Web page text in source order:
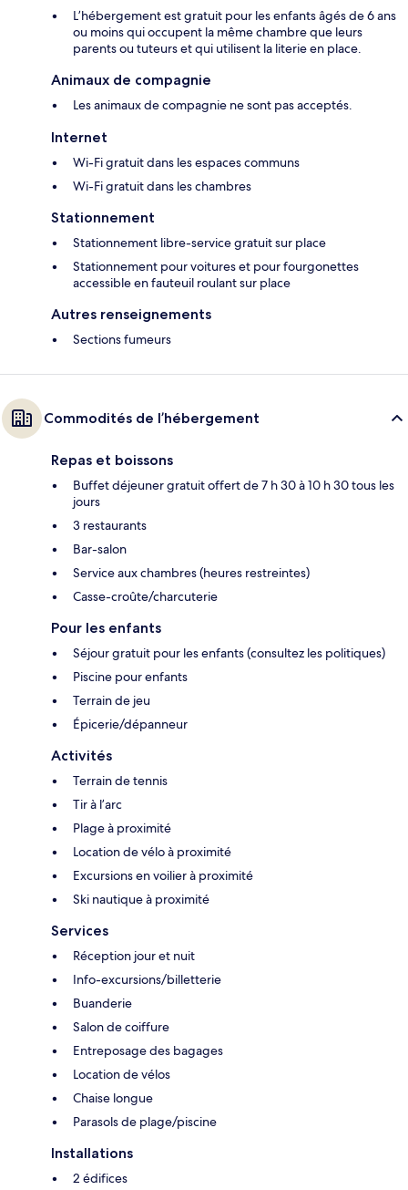
L’hébergement est gratuit pour les enfants âgés de 6 ans
ou moins qui occupent la même chambre que leurs
parents ou tuteurs et qui utilisent la literie en place.
Animaux de compagnie
Les animaux de compagnie ne sont pas acceptés.
Internet
Wi-Fi gratuit dans les espaces communs
Wi-Fi gratuit dans les chambres
Stationnement
Stationnement libre-service gratuit sur place
Stationnement pour voitures et pour fourgonettes
accessible en fauteuil roulant sur place
Autres renseignements
Sections fumeurs
Commodités de l’hébergement
Repas et boissons
Buffet déjeuner gratuit offert de 7 h 30 à 10 h 30 tous les
jours
3 restaurants
Bar-salon
Service aux chambres (heures restreintes)
Casse-croûte/charcuterie
Pour les enfants
Séjour gratuit pour les enfants (consultez les politiques)
Piscine pour enfants
Terrain de jeu
Épicerie/dépanneur
Activités
Terrain de tennis
Tir à l’arc
Plage à proximité
Location de vélo à proximité
Excursions en voilier à proximité
Ski nautique à proximité
Services
Réception jour et nuit
Info-excursions/billetterie
Buanderie
Salon de coiffure
Entreposage des bagages
Location de vélos
Chaise longue
Parasols de plage/piscine
Installations
2 édifices